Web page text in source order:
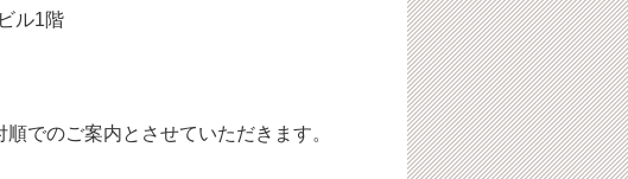
ル1階
でのご案内とさせていただきます。